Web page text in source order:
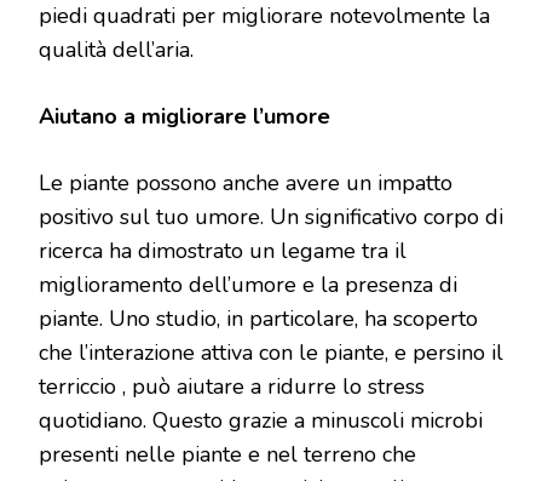
piedi quadrati per migliorare notevolmente la
qualità dell’aria.
Aiutano a migliorare l’umore
Le piante possono anche avere un impatto
positivo sul tuo umore. Un significativo corpo di
ricerca ha dimostrato un legame tra il
miglioramento dell’umore e la presenza di
piante. Uno studio, in particolare, ha scoperto
che l’interazione attiva con le piante, e persino il
terriccio , può aiutare a ridurre lo stress
quotidiano. Questo grazie a minuscoli microbi
presenti nelle piante e nel terreno che